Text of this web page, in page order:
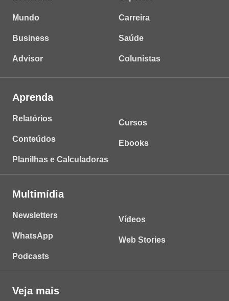
Mundo
Business
Advisor
Carreira
Saúde
Colunistas
Aprenda
Relatórios
Conteúdos
Planilhas e Calculadoras
Cursos
Ebooks
Multimídia
Newsletters
WhatsApp
Podcasts
Vídeos
Web Stories
Veja mais